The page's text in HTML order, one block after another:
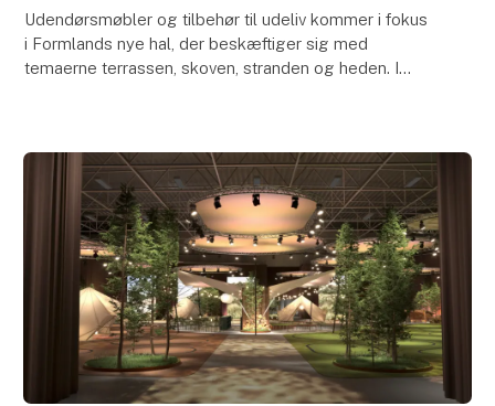
Udendørsmøbler og tilbehør til udeliv kommer i fokus
i Formlands nye hal, der beskæftiger sig med
temaerne terrassen, skoven, stranden og heden. I